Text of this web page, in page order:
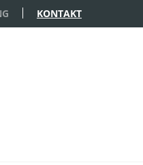
KONTAKT